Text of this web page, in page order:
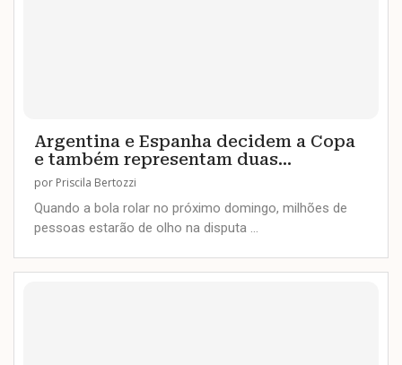
Argentina e Espanha decidem a Copa
e também representam duas...
por Priscila Bertozzi
Quando a bola rolar no próximo domingo, milhões de
pessoas estarão de olho na disputa …